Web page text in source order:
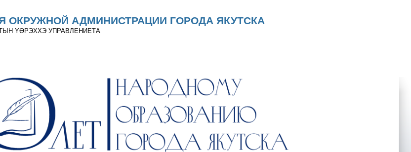
ОКРУЖНОЙ АДМИНИСТРАЦИИ ГОРОДА ЯКУТСКА
YӨРЭХХЭ УПРАВЛЕНИЕТА